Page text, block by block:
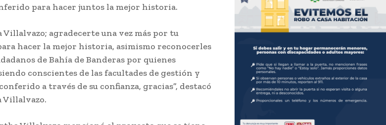
para hacer juntos la mejor historia.
agradecerte una vez más por tu
hacer la mejor historia, asimismo reconocerles
de Bahía de Banderas por quienes
conscientes de las facultades de gestión y
a través de su confianza, gracias”, destacó
Villalvazo.